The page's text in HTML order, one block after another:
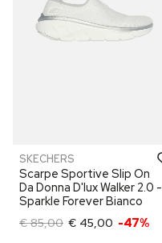
SKECHERS
Scarpe Sportive Slip On
Da Donna D'lux Walker 2.0 -
Sparkle Forever Bianco
€ 85,00 € 45,00 -47%